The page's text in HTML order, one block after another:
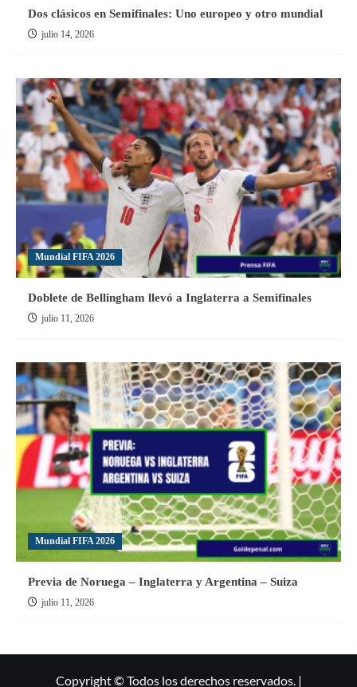
Dos clásicos en Semifinales: Uno europeo y otro mundial
julio 14, 2026
Mundial FIFA 2026
Doblete de Bellingham llevó a Inglaterra a Semifinales
julio 11, 2026
Mundial FIFA 2026
Previa de Noruega – Inglaterra y Argentina – Suiza
julio 11, 2026
Copyright © Todos los derechos reservados. |